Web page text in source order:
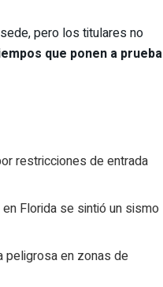
pero los titulares no
que ponen a prueba
restricciones de entrada
Florida se sintió un sismo
peligrosa en zonas de